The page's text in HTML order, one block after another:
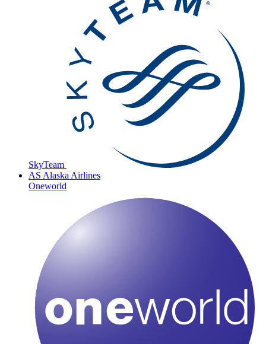
SkyTeam
AS Alaska Airlines
Oneworld